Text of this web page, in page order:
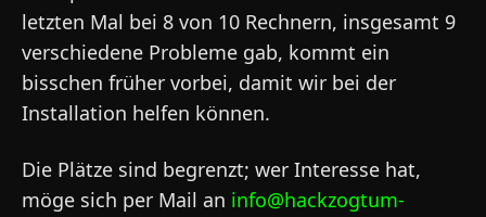
letzten Mal bei 8 von 10 Rechnern, insgesamt 9
verschiedene Probleme gab, kommt ein
bisschen früher vorbei, damit wir bei der
Installation helfen können.
Die Plätze sind begrenzt; wer Interesse hat,
möge sich per Mail an info@hackzogtum-